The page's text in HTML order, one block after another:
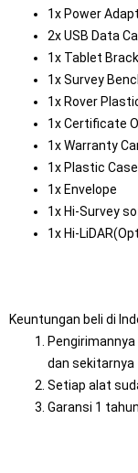
1x Power
2x USB Data
1x Tablet
1x Survey
1x Rover
1x Certificate
1x Warranty
1x Plastic
1x Envelope
1x Hi-Survey
1x Hi-
Keuntungan beli di
dan sekitarnya
Setiap alat
Garansi 1 tahun